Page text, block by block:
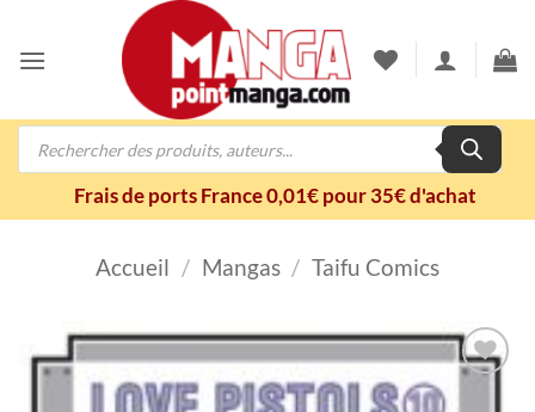
contenu
Recherche
Frais de ports France 0,01€ pour 35€ d'achat
Accueil / Mangas / Taifu Comics